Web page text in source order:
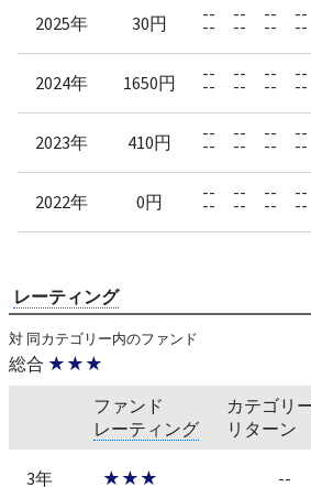
2025年 30円 --
--
--
--
--
--
--
--
2024年 1650円 --
--
--
--
--
--
--
--
2023年 410円 --
--
--
--
--
--
--
--
2022年 0円 --
--
--
--
--
--
--
--
レーティング
対 同カテゴリー内のファンド
総合 ★★★
ファンド
レーティング
カテゴリ
リターン
3年 ★★★ --